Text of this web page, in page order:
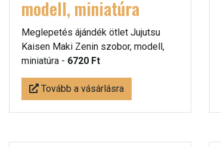
modell, miniatúra
Meglepetés ájándék ötlet Jujutsu
Kaisen Maki Zenin szobor, modell,
miniatúra - 6720 Ft
Tovább a vásárlásra